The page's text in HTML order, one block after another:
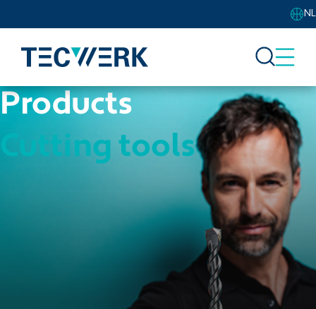
NL
Products
Cutting tools